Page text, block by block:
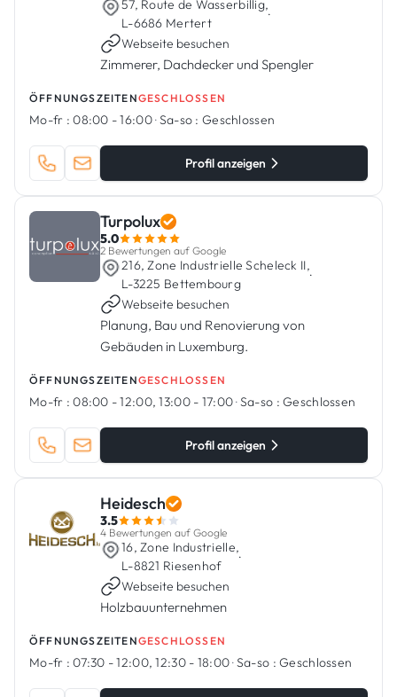
57, Route de Wasserbillig,
L-6686 Mertert
·
Webseite besuchen
Zimmerer, Dachdecker und Spengler
ÖFFNUNGSZEITENGESCHLOSSEN
Mo-fr : 08:00 - 16:00·Sa-so : Geschlossen
Profil anzeigen
Turpolux
5.0
2 Bewertungen auf Google
216, Zone Industrielle Scheleck II,
L-3225 Bettembourg
·
Webseite besuchen
Planung, Bau und Renovierung von
Gebäuden in Luxemburg.
ÖFFNUNGSZEITENGESCHLOSSEN
Mo-fr : 08:00 - 12:00, 13:00 - 17:00·Sa-so : Geschlossen
Profil anzeigen
Heidesch
3.5
4 Bewertungen auf Google
16, Zone Industrielle,
L-8821 Riesenhof
·
Webseite besuchen
Holzbauunternehmen
ÖFFNUNGSZEITENGESCHLOSSEN
Mo-fr : 07:30 - 12:00, 12:30 - 18:00·Sa-so : Geschlossen